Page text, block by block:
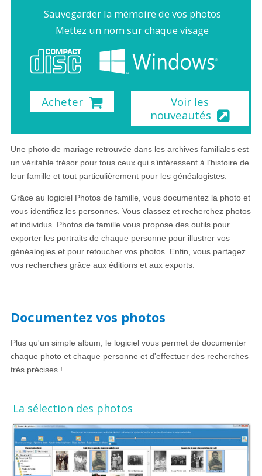
Sauvegarder la mémoire de vos photos
Mettez un nom sur chaque visage
Acheter
Voir les
nouveautés
Une photo de mariage retrouvée dans les archives familiales est
un véritable trésor pour tous ceux qui s’intéressent à l’histoire de
leur famille et tout particulièrement pour les généalogistes.
Grâce au logiciel Photos de famille, vous documentez la photo et
vous identifiez les personnes. Vous classez et recherchez photos
et individus. Photos de famille vous propose des outils pour
exporter les portraits de chaque personne pour illustrer vos
généalogies et pour retoucher vos photos. Enfin, vous partagez
vos recherches grâce aux éditions et aux exports.
Documentez vos photos
Plus qu'un simple album, le logiciel vous permet de documenter
chaque photo et chaque personne et d'effectuer des recherches
très précises !
La sélection des photos